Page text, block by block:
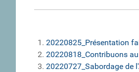
20220825_Présentation
20220818_Contribuons
20220727_Sabordage de